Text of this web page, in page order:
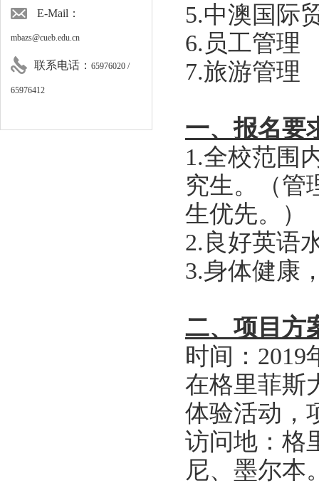
E-Mail：
mbazs@cueb.edu.cn
联系电话： 65976020 /
65976412
5.中澳国际
6.员工管理
7.旅游管理
一、报名要
1.全校范围
究生。（管
生优先。）
2.良好英语
3.身体健康
二、项目方
时间：2019
在格里菲斯
体验活动，
访问地：格
尼、墨尔本